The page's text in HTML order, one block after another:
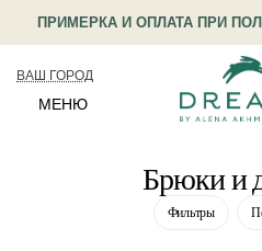
ПРИМЕРКА И ОПЛАТА ПРИ
ВАШ ГОРОД
МЕНЮ
Брюки и
Фильтры